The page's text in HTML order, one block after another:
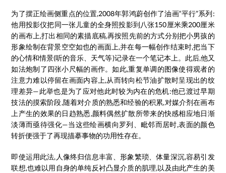
为了摆正绘画侧重点的位置,2008年郭鸿蔚创作了油画“平行”系列:
他用投影仪把同一张儿童的全身照投影到八张150厘米乘200厘米
的画布上,打出相同的素描底稿,再按照先前的方式分别把小男孩的
形象绘制在背景空空如也的画面上,并在每一幅创作结束时,把当下
的心情和情景(听的音乐、天气等)记录在一个笔记本上。此后,他又
如法炮制了四张小尺幅的画作。如此,重复单调的图像使得观者的
注意力难以停留在画面内容上,从而转向松节油扩散时呈现出的纹
理差异—此举也是为了应对他此时较为内在的危机:他已渡过早期
技法的摸索阶段,随着对介质的熟悉和经验的积累,对媒介剂在画布
上产生的效果的日趋熟悉,颜料偶然扩散所带来的快感相应地日渐
淡薄而亟待强化—当这些绘画横向罗列、毗邻而居时,表面的颜色
转折便强于了再现描摹事物的功用性存在。
即使运用此法,人像终归信息丰富、形象繁琐、体量深沉,容易引发
联想,也难以用自身的单纯反衬凸显介质的肌理,以及由此产生的美